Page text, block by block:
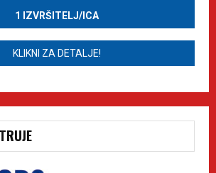
1 IZVRŠITELJ/ICA
KLIKNI ZA DETALJE!